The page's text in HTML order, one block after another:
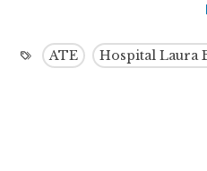
ATE Hospital Laura